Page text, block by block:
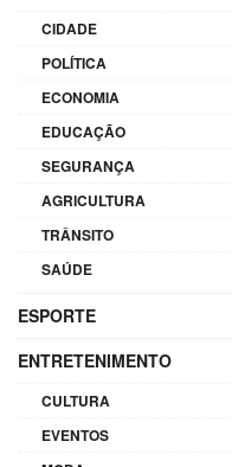
CIDADE
POLÍTICA
ECONOMIA
EDUCAÇÃO
SEGURANÇA
AGRICULTURA
TRÂNSITO
SAÚDE
ESPORTE
ENTRETENIMENTO
CULTURA
EVENTOS